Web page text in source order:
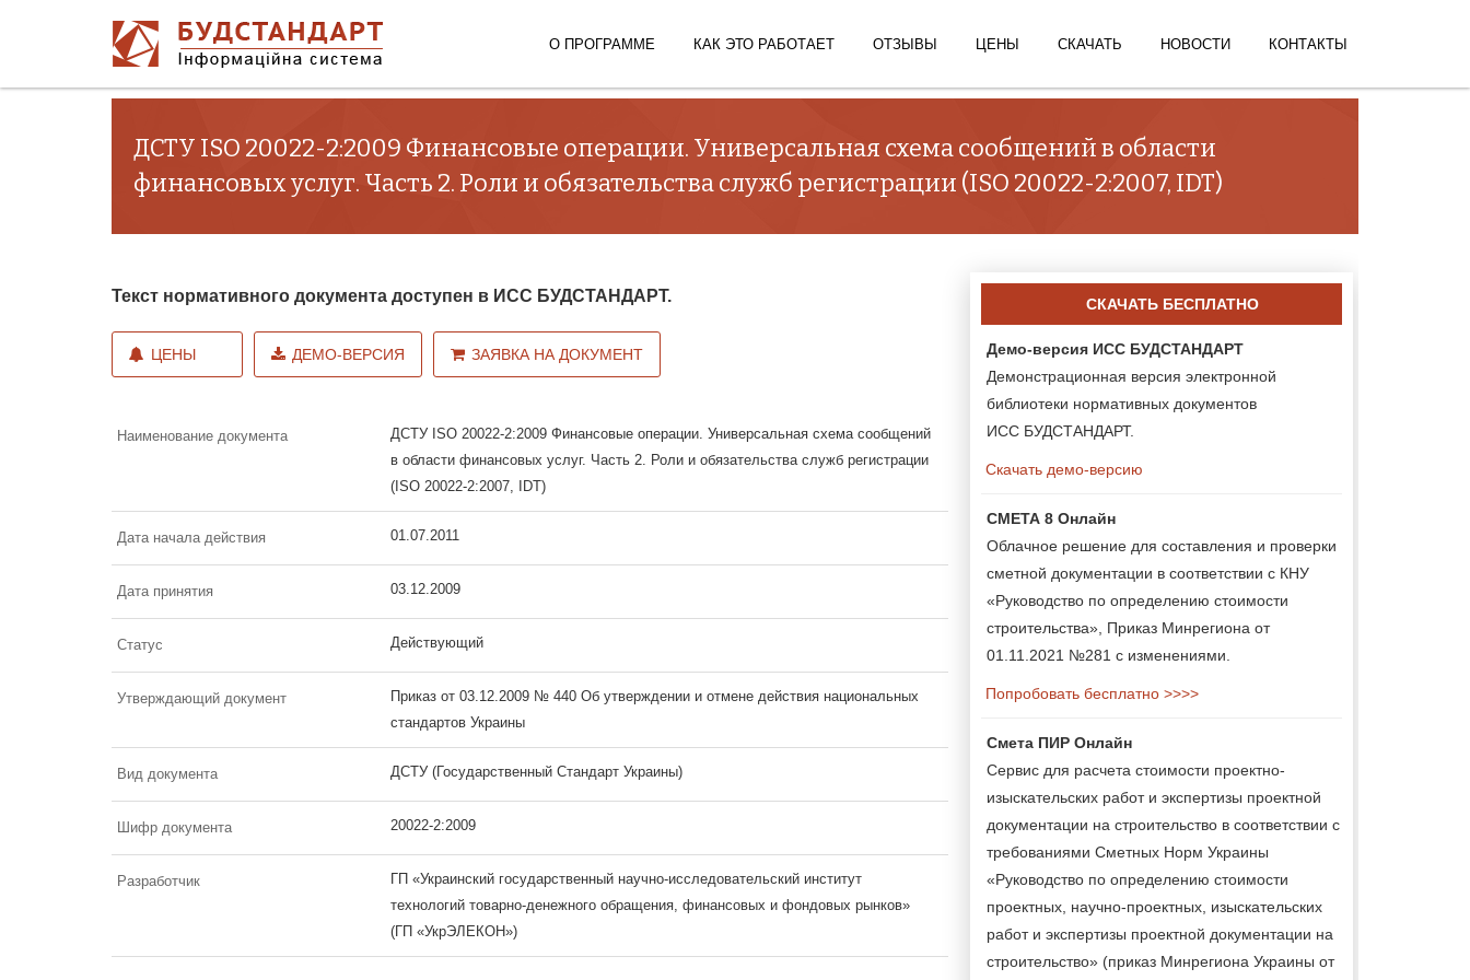
О ПРОГРАММЕ КАК ЭТО РАБОТАЕТ ОТЗЫВЫ ЦЕНЫ СКАЧАТЬ НОВОСТИ КОНТАКТЫ
ДСТУ ISO 20022-2:2009 Финансовые операции. Универсальная схема сообщений в области
финансовых услуг. Часть 2. Роли и обязательства служб регистрации (ISO 20022-2:2007, IDT)
Текст нормативного документа доступен в ИСС БУДСТАНДАРТ.
ЦЕНЫ ДЕМО-ВЕРСИЯ ЗАЯВКА НА ДОКУМЕНТ
Наименование документа
ДСТУ ISO 20022-2:2009 Финансовые операции. Универсальная схема сообщений
в области финансовых услуг. Часть 2. Роли и обязательства служб регистрации
(ISO 20022-2:2007, IDT)
Дата начала действия 01.07.2011
Дата принятия 03.12.2009
Статус Действующий
Утверждающий документ
Приказ от 03.12.2009 № 440 Об утверждении и отмене действия национальных
стандартов Украины
Вид документа ДСТУ (Государственный Стандарт Украины)
Шифр документа 20022-2:2009
Разработчик
ГП «Украинский государственный научно-исследовательский институт
технологий товарно-денежного обращения, финансовых и фондовых рынков»
(ГП «УкрЭЛЕКОН»)
СКАЧАТЬ БЕСПЛАТНО
Демо-версия ИСС БУДСТАНДАРТ
Демонстрационная версия электронной
библиотеки нормативных документов
ИСС БУДСТАНДАРТ.
Скачать демо-версию
СМЕТА 8 Онлайн
Облачное решение для составления и проверки
сметной документации в соответствии с КНУ
«Руководство по определению стоимости
строительства», Приказ Минрегиона от
01.11.2021 №281 с изменениями.
Попробовать бесплатно >>>>
Смета ПИР Онлайн
Сервис для расчета стоимости проектно-
изыскательских работ и экспертизы проектной
документации на строительство в соответствии с
требованиями Сметных Норм Украины
«Руководство по определению стоимости
проектных, научно-проектных, изыскательских
работ и экспертизы проектной документации на
строительство» (приказ Минрегиона Украины от